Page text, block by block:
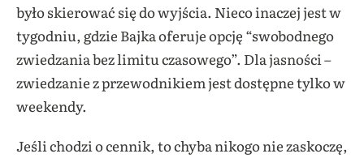
było skierować się do wyjścia. Nieco inaczej jest w
tygodniu, gdzie Bajka oferuje opcję “swobodnego
zwiedzania bez limitu czasowego”. Dla jasności –
zwiedzanie z przewodnikiem jest dostępne tylko w
weekendy.
Jeśli chodzi o cennik, to chyba nikogo nie zaskoczę,